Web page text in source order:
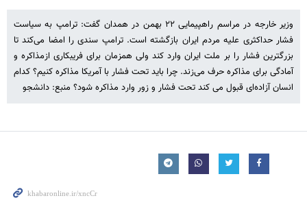
وزیر خارجه در مراسم راهپیمایی ٢٢ بهمن در همدان گفت: ترامپ به سیاست
فشار حداکثری علیه مردم ایران بازگشته است. ترامپ سندی را امضا می‌کند تا
بزرگترین فشار را بر ملت ایران وارد کند ولی همزمان برای فریبکاری ازمذاکره و
آمادگی برای مذاکره حرف می‌زند. چرا باید تحت فشار با آمریکا مذاکره کنیم؟ کدام
انسان آزاده‌ای قبول می کند تحت فشار و زور وارد مذاکره شود؟ منبع: دانشجو